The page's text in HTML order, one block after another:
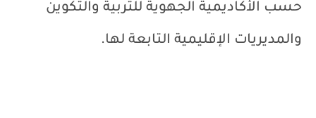
حسب الأكاديمية الجهوية للتربية والتكوين
والمديريات الإقليمية التابعة لها.